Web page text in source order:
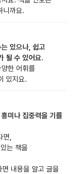
니까요.
있으나, 쉽고
될 수 있어요.
한 어휘를
있지요.
미나 집중력을 기를
면,
는 책을
내용을 알고 글을